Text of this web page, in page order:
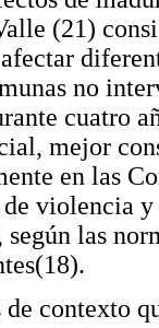
(21)
no
cuatro
mejor
en las
de violencia
según las
contexto